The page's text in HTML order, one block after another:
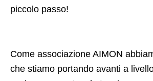
piccolo passo!
Come associazione AIMON
che stiamo portando avanti a